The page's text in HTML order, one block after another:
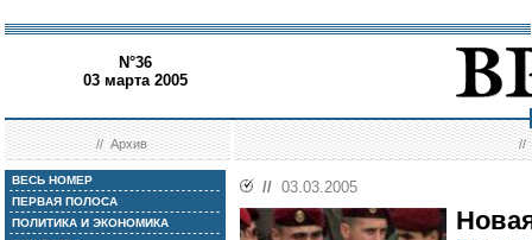
N°36
03 марта 2005
//Архив //
ВЕСЬ НОМЕР
ПЕРВАЯ ПОЛОСА
ПОЛИТИКА И ЭКОНОМИКА
// 03.03.2005